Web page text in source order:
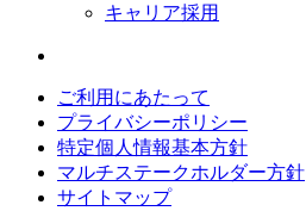
キャリア採用
ご利用にあたって
プライバシーポリシー
特定個人情報基本方針
マルチステークホルダー方針
サイトマップ